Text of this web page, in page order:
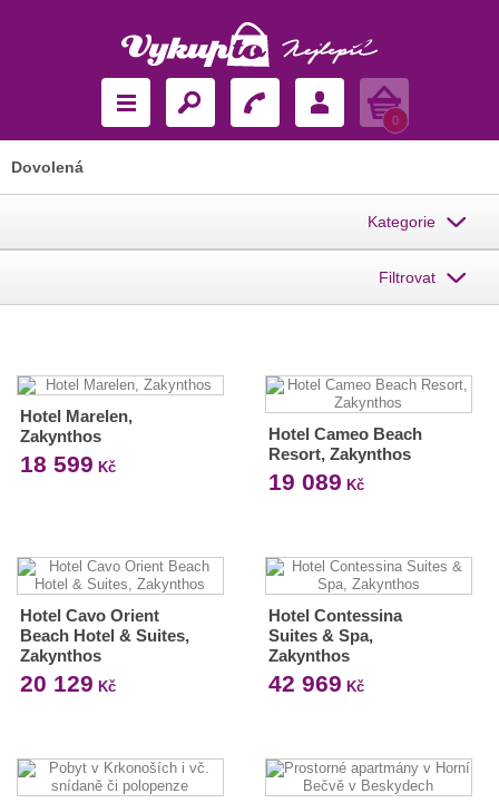
Košík
0
Dovolená
Kategorie
Filtrovat
Hotel Marelen,
Zakynthos
18 599 Kč
Hotel Cameo Beach
Resort, Zakynthos
19 089 Kč
Hotel Cavo Orient
Beach Hotel & Suites,
Zakynthos
20 129 Kč
Hotel Contessina
Suites & Spa,
Zakynthos
42 969 Kč